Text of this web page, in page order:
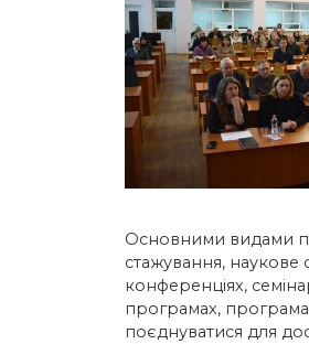
Основними видами
стажування, наукове
конференціях,
програмах,
поєднуватися для